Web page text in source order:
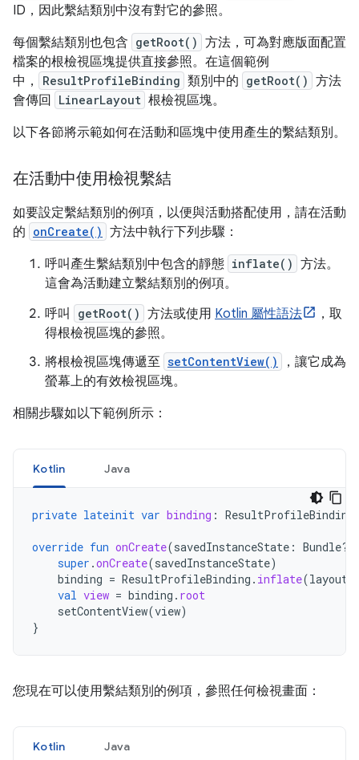
ID，因此繫結類別中沒有對它的參照。
每個繫結類別也包含 getRoot() 方法，可為對應版面配置
檔案的根檢視區塊提供直接參照。在這個範例
中，
ResultProfileBinding 類別中的 getRoot() 方法
會傳回
LinearLayout 根檢視區塊。
以下各節將示範如何在活動和區塊中使用產生的繫結類別。
在活動中使用檢視繫結
如要設定繫結類別的例項，以便與活動搭配使用，請在活動
的 onCreate() 方法中執行下列步驟：
呼叫產生繫結類別中包含的靜態 inflate() 方法。
這會為活動建立繫結類別的例項。
呼叫
getRoot() 方法或使用 Kotlin 屬性語法
，取
得根檢視區塊的參照。
將根檢視區塊傳遞至 setContentView()
，讓它成為
螢幕上的有效檢視區塊。
相關步驟如以下範例所示：
Kotlin Java
private lateinit var binding : ResultProfileBinding
override fun onCreate(savedInstanceState : Bundle?)
super .onCreate(savedInstanceState)
binding = ResultProfileBinding . inflate(
val view = binding . root
setContentView(view)
}
您現在可以使用繫結類別的例項，參照任何檢視畫面：
Kotlin Java